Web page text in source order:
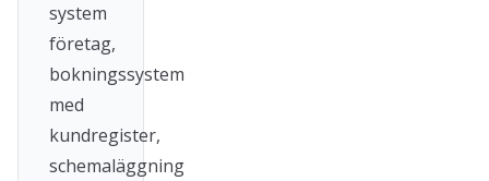
system
företag,
bokningssystem
med
kundregister,
schemaläggning